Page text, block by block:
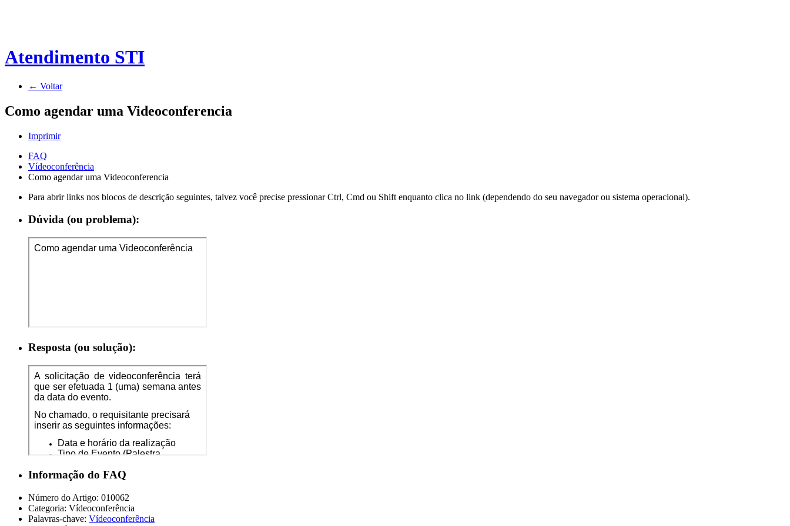
Atendimento STI
← Voltar
Como agendar uma Videoconferencia
Imprimir
FAQ
Vídeoconferência
Como agendar uma Videoconferencia
Para abrir links nos blocos de descrição seguintes, talvez você precise pressionar Ctrl, Cmd ou Shift enquanto clica no link (dependendo do seu navegador ou sistema operacional).
Dúvida (ou problema):
Resposta (ou solução):
Informação do FAQ
Número do Artigo: 010062
Categoria: Vídeoconferência
Palavras-chave: Vídeoconferência